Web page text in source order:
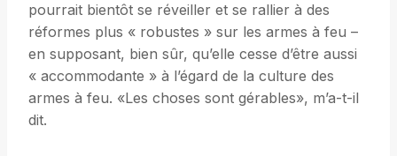
pourrait bientôt se réveiller et se rallier à des
réformes plus « robustes » sur les armes à feu –
en supposant, bien sûr, qu’elle cesse d’être aussi
« accommodante » à l’égard de la culture des
armes à feu. «Les choses sont gérables», m’a-t-il
dit.